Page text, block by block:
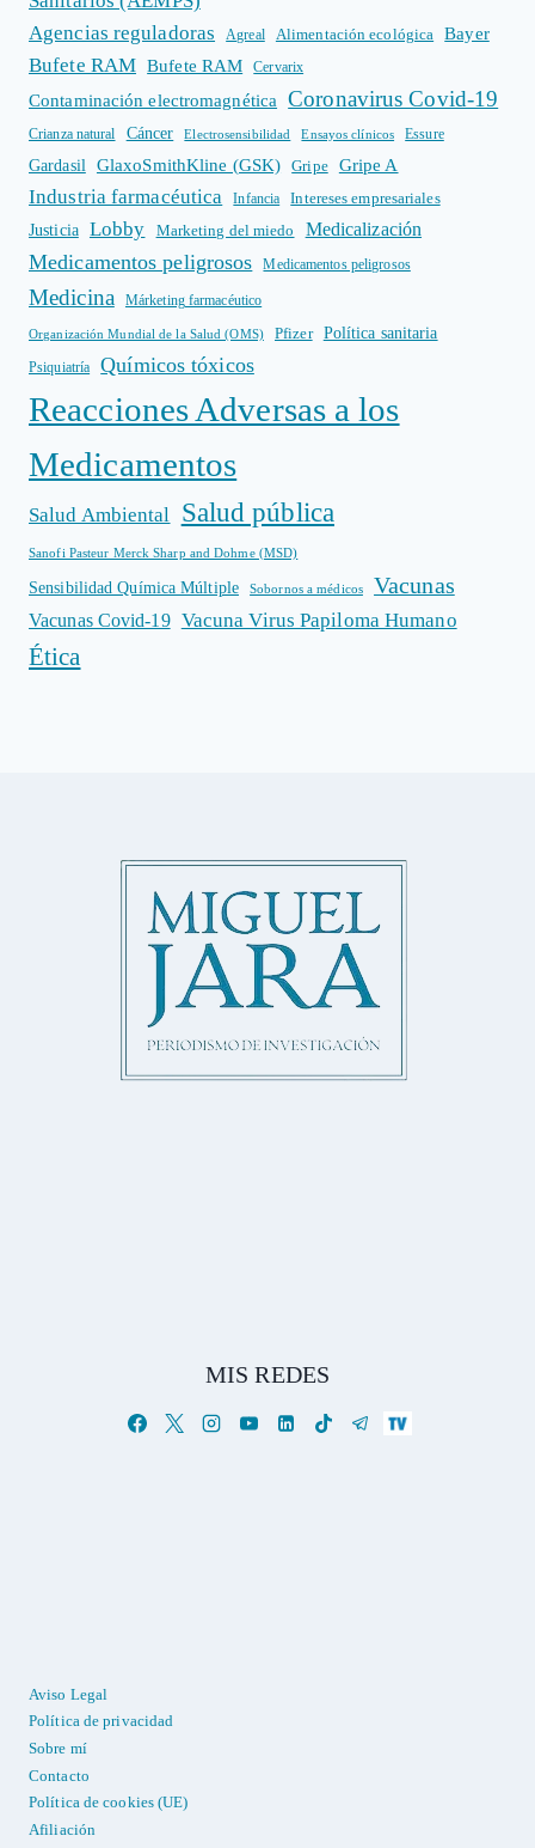
Agencias reguladoras
Agreal Alimentación ecológica Bayer
Bufete RAM Bufete RAM Cervarix
Contaminación electromagnética Coronavirus Covid-19
Crianza natural Cáncer Electrosensibilidad Ensayos clínicos Essure
Gardasil GlaxoSmithKline (GSK) Gripe Gripe A
Industria farmacéutica Infancia
Intereses empresariales
Justicia
Lobby Marketing del miedo Medicalización
Medicamentos peligrosos Medicamentos peligrosos
Medicina Márketing farmacéutico
Organización Mundial de la Salud (OMS) Pfizer Política sanitaria
Psiquiatría Químicos tóxicos
Reacciones Adversas a los
Medicamentos
Salud Ambiental Salud pública
Sanofi Pasteur Merck Sharp and Dohme (MSD)
Sensibilidad Química Múltiple Sobornos a médicos Vacunas
Vacunas Covid-19 Vacuna Virus Papiloma Humano
Ética
MIS REDES
Aviso Legal
Política de privacidad
Sobre mí
Contacto
Política de cookies (UE)
Afiliación